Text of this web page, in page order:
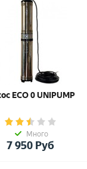
ECO 0 UNIPUMP
Много
7 950 Руб